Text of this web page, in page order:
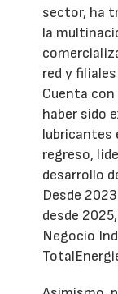
sector, ha
la
red y
Cuenta
haber sido
lubricantes
regreso,
desarrollo
Desde
desde
Negocio